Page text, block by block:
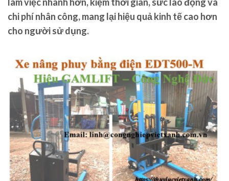
chi phí nhân công, mang lại hiệu quả kinh tế cao hơn
cho người sử dụng.